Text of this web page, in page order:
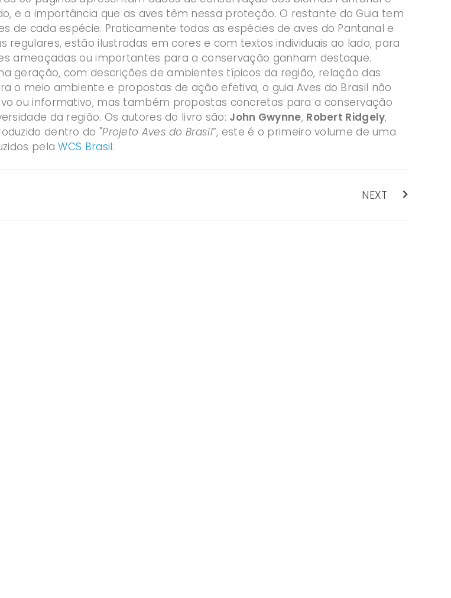
e a importância que as aves têm nessa proteção. O restante do Guia tem
de cada espécie. Praticamente todas as espécies de aves do Pantanal e
regulares, estão ilustradas em cores e com textos individuais ao lado, para
ameaçadas ou importantes para a conservação ganham destaque.
geração, com descrições de ambientes típicos da região, relação das
o meio ambiente e propostas de ação efetiva, o guia Aves do Brasil não
ou informativo, mas também propostas concretas para a conservação
da região. Os autores do livro são: John Gwynne, Robert Ridgely,
dentro do "Projeto Aves do Brasil”, este é o primeiro volume de uma
pelaWCS Brasil.
NEXT